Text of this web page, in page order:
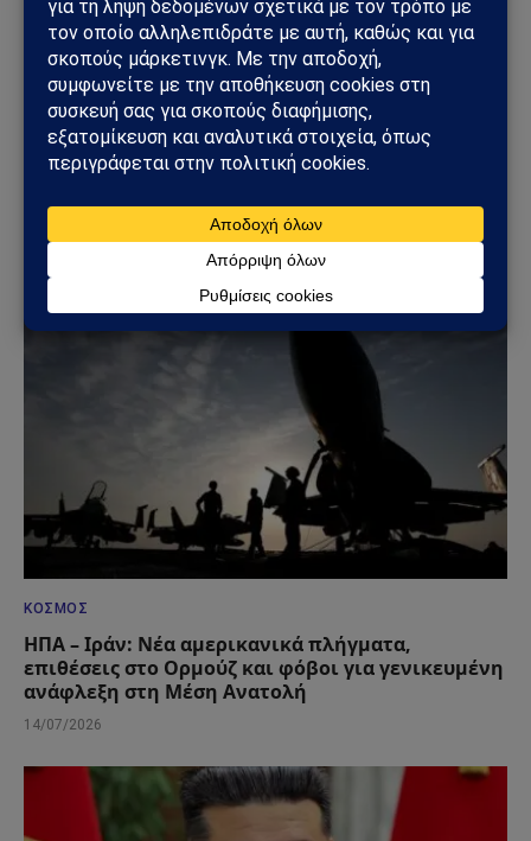
ΚΌΣΜΟΣ
Ουκρανικά drones έπληξαν τη Wildberries: Στόχος
η «καρδιά» της ρωσικής εφοδιαστικής αλυσίδας
ΚΌΣΜΟΣ
ΗΠΑ – Ιράν: Νέα αμερικανικά πλήγματα,
επιθέσεις στο Ορμούζ και φόβοι για γενικευμένη
ανάφλεξη στη Μέση Ανατολή
14/07/2026